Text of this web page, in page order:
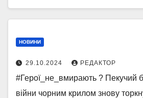
НОВИНИ
29.10.2024 РЕДАКТОР
#Герої_не_вмирають ? Пекучий
війни чорним крилом знову